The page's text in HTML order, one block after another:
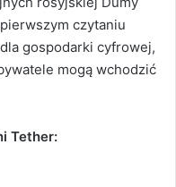
czytaniu
gospodarki cyfrowej,
mogą wchodzić
Tether: